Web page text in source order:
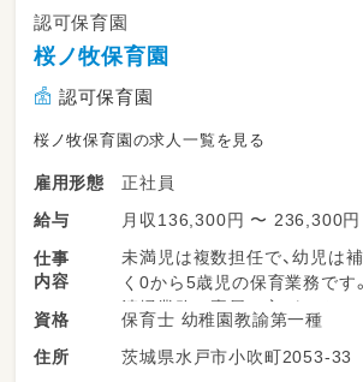
認可保育園
桜ノ牧保育園
認可保育園
桜ノ牧保育園の求人一覧を見る
雇用形態
正社員
給与
月収136,300円 〜 236,300円
仕事
内容
未満児は複数担任で、幼児は
く0から5歳児の保育業務です。
清掃業務は専属の方がいるの
きます。
行事は職員皆で協力して行う
資格
保育士 幼稚園教諭第一種
住所
茨城県水戸市小吹町2053-33